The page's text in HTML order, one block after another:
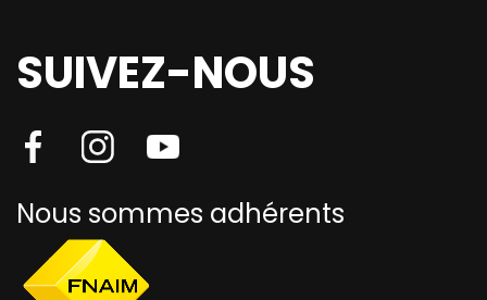
SUIVEZ-NOUS
Nous sommes adhérents